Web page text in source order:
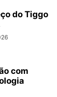
do Tiggo
com